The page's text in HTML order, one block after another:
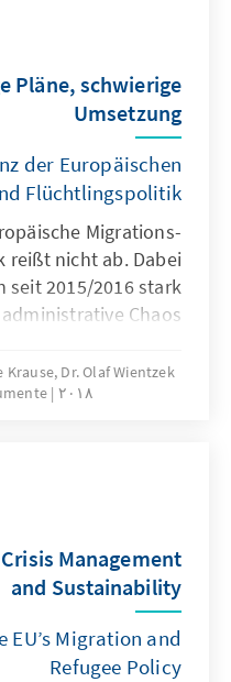
analyses the existing
a focus on the most
recentreforms.
Pläne, schwierige
Umsetzung
der Europäischen
Flüchtlingspolitik
Migrations-
nicht ab. Dabei
seit 2015/2016 stark
Chaos
Europäische Union
der Migrations-
dar und entwickelt
und mittelfristige
Dr. Olaf Wientzek
٢٠١٨
Management
and Sustainability
EU’s Migration and
Refugee Policy